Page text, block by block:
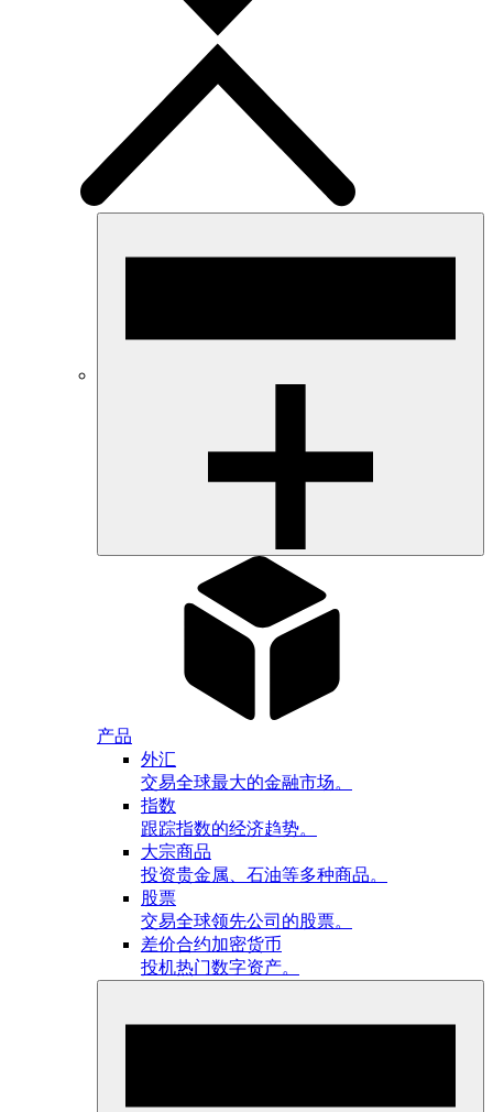
产品
外汇
交易全球最大的金融市场。
指数
跟踪指数的经济趋势。
大宗商品
投资贵金属、石油等多种商品。
股票
交易全球领先公司的股票。
差价合约加密货币
投机热门数字资产。